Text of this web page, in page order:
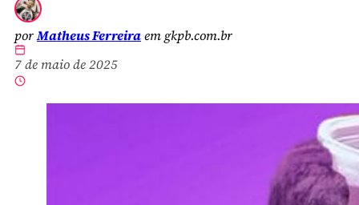
porMatheus Ferreiraem gkpb.com.br
7 de maio de 2025